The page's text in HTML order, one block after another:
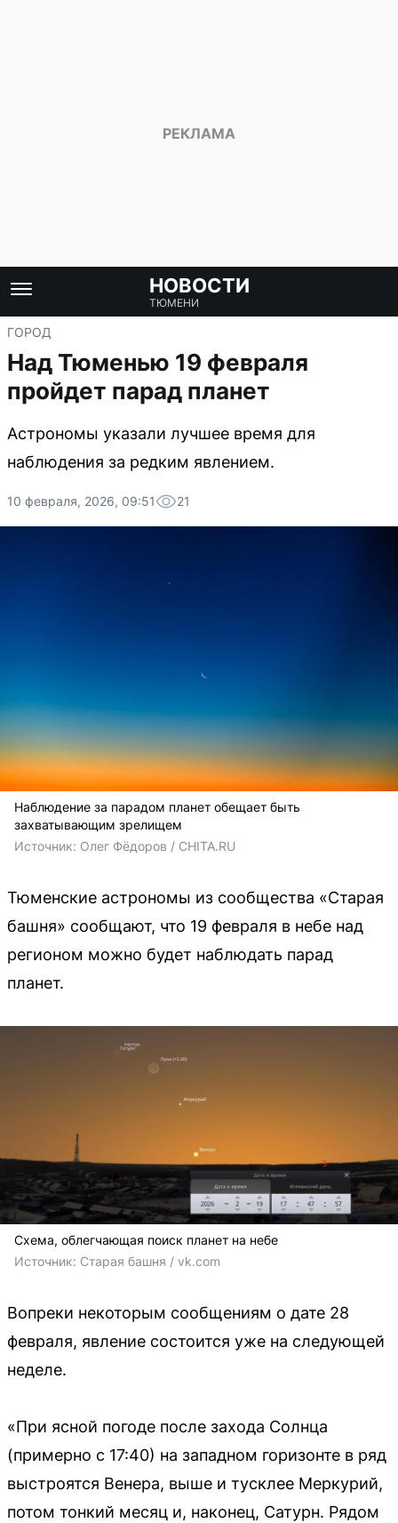
НОВОСТИ
ТЮМЕНИ
ГОРОД
Над Тюменью 19 февраля
пройдет парад планет
Астрономы указали лучшее время для
наблюдения за редким явлением.
10 февраля, 2026, 09:51 21
Наблюдение за парадом планет обещает быть
захватывающим зрелищем
Источник: Олег Фёдоров / CHITA.RU
Тюменские астрономы из сообщества «Старая
башня» сообщают, что 19 февраля в небе над
регионом можно будет наблюдать парад
планет.
Схема, облегчающая поиск планет на небе
Источник: Старая башня / vk.com
Вопреки некоторым сообщениям о дате 28
февраля, явление состоится уже на следующей
неделе.
«При ясной погоде после захода Солнца
(примерно с 17:40) на западном горизонте в ряд
выстроятся Венера, выше и тусклее Меркурий,
потом тонкий месяц и, наконец, Сатурн. Рядом